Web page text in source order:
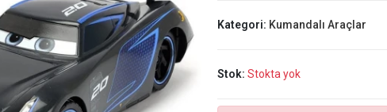
Kategori: Kumandalı Araçlar
Stok: Stokta yok